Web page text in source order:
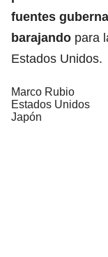
fuentes
barajando para
Estados Unidos.
Marco Rubio
Estados Unidos
Japón